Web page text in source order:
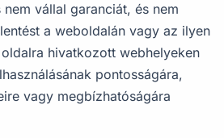
vállal garanciát, és nem
a weboldalán vagy az ilyen
hivatkozott webhelyeken
pontosságára,
vagy megbízhatóságára